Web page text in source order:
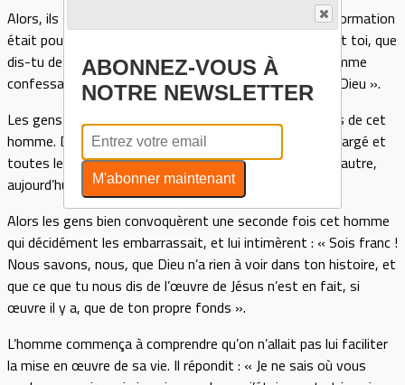
Alors, ils s’adressaient à nouveau à celui dont la transformation
était pour eux en réalité dérangeante et douteuse : « Et toi, que
dis-tu de ce qui a soi-disant éveillé ta volonté ? » L’homme
confessa à nouveau honnêtement : « C’est l’œuvre de Dieu ».
Les gens bien ne pouvaient pas éluder facilement le cas de cet
homme. D’un coté, il y avait son casier judiciaire très chargé et
toutes les prises en charge dont il avait été l’objet de l’autre,
aujourd’hui se tenait cet homme debout.
Alors les gens bien convoquèrent une seconde fois cet homme
qui décidément les embarrassait, et lui intimèrent : « Sois franc !
Nous savons, nous, que Dieu n’a rien à voir dans ton histoire, et
que ce que tu nous dis de l’œuvre de Jésus n’est en fait, si
œuvre il y a, que de ton propre fonds ».
L’homme commença à comprendre qu’on n’allait pas lui faciliter
la mise en œuvre de sa vie. Il répondit : « Je ne sais où vous
ABONNEZ-VOUS À
NOTRE NEWSLETTER
M'abonner maintenant